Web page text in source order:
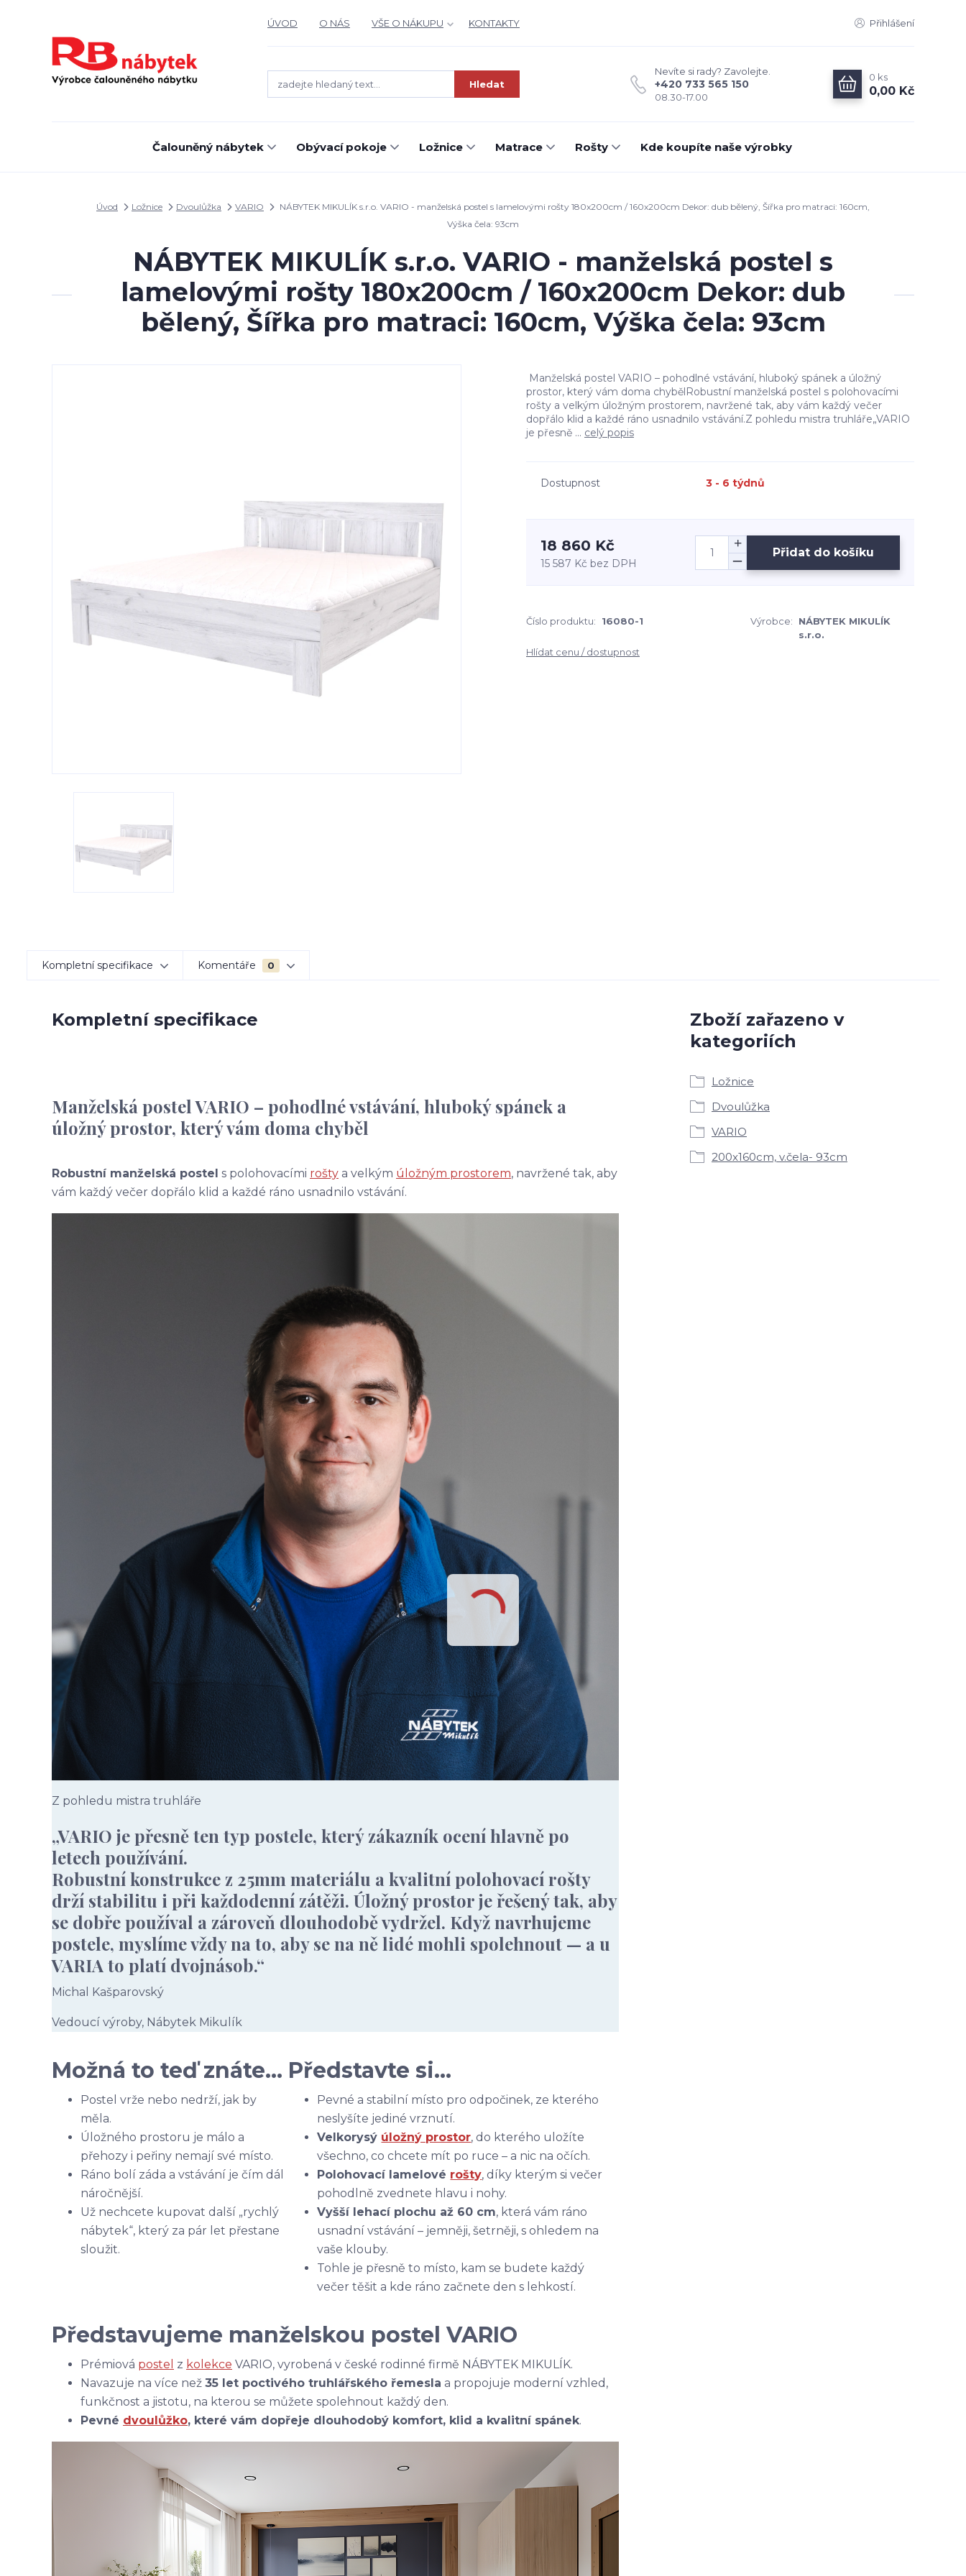
ÚVOD O NÁS VŠE O NÁKUPU KONTAKTY Přihlášení
Hledat
Nevíte si rady? Zavolejte.
+420 733 565 150
08.30-17.00
0 ks
0,00 Kč
Čalouněný nábytek Obývací pokoje Ložnice Matrace Rošty Kde koupíte naše výrobky
Úvod Ložnice Dvoulůžka VARIO
NÁBYTEK MIKULÍK s.r.o. VARIO - manželská postel s lamelovými rošty 180x200cm / 160x200cm Dekor: dub bělený, Šířka pro matraci: 160cm,
Výška čela: 93cm
NÁBYTEK MIKULÍK s.r.o. VARIO - manželská postel s
lamelovými rošty 180x200cm / 160x200cm Dekor: dub
bělený, Šířka pro matraci: 160cm, Výška čela: 93cm
Manželská postel VARIO – pohodlné vstávání, hluboký spánek a úložný
prostor, který vám doma chybělRobustní manželská postel s polohovacími
rošty a velkým úložným prostorem, navržené tak, aby vám každý večer
dopřálo klid a každé ráno usnadnilo vstávání.Z pohledu mistra truhláře„VARIO
je přesně ... celý popis
Dostupnost 3 - 6 týdnů
18 860 Kč
15 587 Kč bez DPH
Přidat do košíku
Číslo produktu: 16080-1 Výrobce:
NÁBYTEK MIKULÍK
s.r.o.
Hlídat cenu / dostupnost
Kompletní specifikace Komentáře 0
Kompletní specifikace
Manželská postel VARIO – pohodlné vstávání, hluboký spánek a
úložný prostor, který vám doma chyběl
Robustní manželská postel s polohovacími rošty a velkým úložným prostorem, navržené tak, aby
vám každý večer dopřálo klid a každé ráno usnadnilo vstávání.
Z pohledu mistra truhláře
„VARIO je přesně ten typ postele, který zákazník ocení hlavně po
letech používání.
Robustní konstrukce z 25mm materiálu a kvalitní polohovací rošty
drží stabilitu i při každodenní zátěži. Úložný prostor je řešený tak, aby
se dobře používal a zároveň dlouhodobě vydržel. Když navrhujeme
postele, myslíme vždy na to, aby se na ně lidé mohli spolehnout — a u
VARIA to platí dvojnásob.“
Michal Kašparovský
Vedoucí výroby, Nábytek Mikulík
Možná to teď znáte…
Postel vrže nebo nedrží, jak by
měla.
Úložného prostoru je málo a
přehozy i peřiny nemají své místo.
Ráno bolí záda a vstávání je čím dál
náročnější.
Už nechcete kupovat další „rychlý
nábytek“, který za pár let přestane
sloužit.
Představte si…
Pevné a stabilní místo pro odpočinek, ze kterého
neslyšíte jediné vrznutí.
Velkorysý úložný prostor, do kterého uložíte
všechno, co chcete mít po ruce – a nic na očích.
Polohovací lamelové rošty, díky kterým si večer
pohodlně zvednete hlavu i nohy.
Vyšší lehací plochu až 60 cm, která vám ráno
usnadní vstávání – jemněji, šetrněji, s ohledem na
vaše klouby.
Tohle je přesně to místo, kam se budete každý
večer těšit a kde ráno začnete den s lehkostí.
Představujeme manželskou postel VARIO
Prémiová postel z kolekce VARIO, vyrobená v české rodinné firmě NÁBYTEK MIKULÍK.
Navazuje na více než 35 let poctivého truhlářského řemesla a propojuje moderní vzhled,
funkčnost a jistotu, na kterou se můžete spolehnout každý den.
Pevné dvoulůžko, které vám dopřeje dlouhodobý komfort, klid a kvalitní spánek.
Zboží zařazeno v
kategoriích
Ložnice
Dvoulůžka
VARIO
200x160cm, v.čela- 93cm